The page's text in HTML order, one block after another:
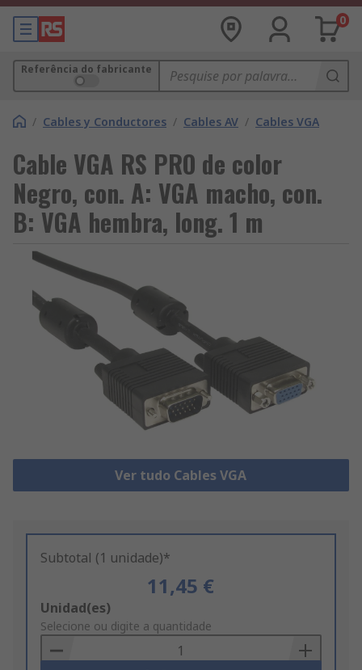
0
Referência do fabricante
/ Cables y Conductores / Cables AV / Cables VGA
Cable VGA RS PRO de color
Negro, con. A: VGA macho, con.
B: VGA hembra, long. 1 m
Ver tudo Cables VGA
Subtotal (1 unidade)*
11,45 €
Add
to
Basket
Unidad(es)
Selecione ou digite a quantidade